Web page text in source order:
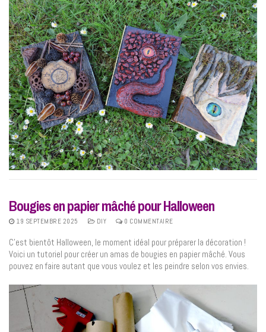
Bougies en papier mâché pour Halloween
19 SEPTEMBRE 2025 DIY 0 COMMENTAIRE
C’est bientôt Halloween, le moment idéal pour préparer la décoration !
Voici un tutoriel pour créer un amas de bougies en papier mâché. Vous
pouvez en faire autant que vous voulez et les peindre selon vos envies.